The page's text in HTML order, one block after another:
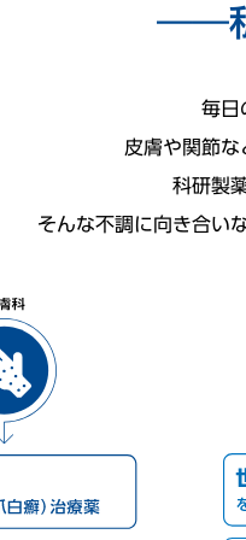
――私
毎日
皮膚や関節な
科研製
そんな不調に向き合い
整